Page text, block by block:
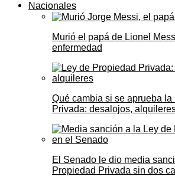
Nacionales
Murió el papá de Lionel
enfermedad
Qué cambia si se aprueba la
Privada: desalojos,
El Senado le dio media
Propiedad Privada sin dos